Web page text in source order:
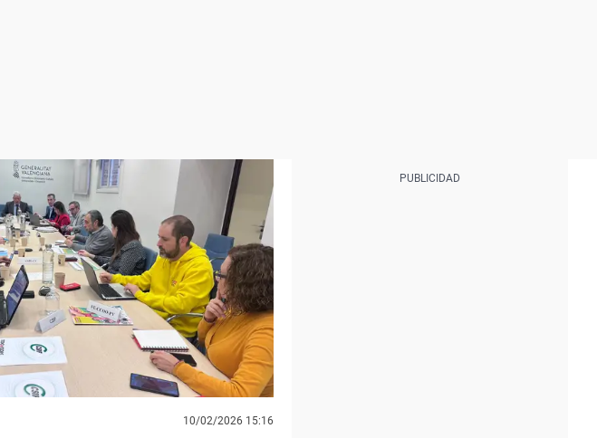
10/02/2026 15:16